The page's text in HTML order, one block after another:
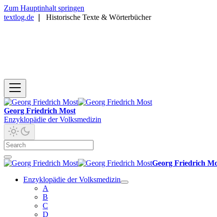
Zum Hauptinhalt springen
textlog.de
Historische Texte & Wörterbücher
Georg Friedrich Most
Enzyklopädie der Volksmedizin
Georg Friedrich
Enzyklopädie der Volksmedizin
A
B
C
D